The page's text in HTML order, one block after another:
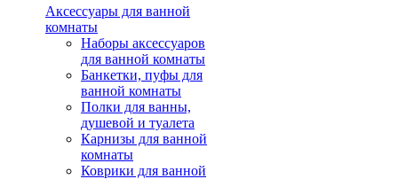
Аксессуары для ванной
комнаты
Наборы аксессуаров
для ванной комнаты
Банкетки, пуфы для
ванной комнаты
Полки для ванны,
душевой и туалета
Карнизы для ванной
комнаты
Коврики для ванной